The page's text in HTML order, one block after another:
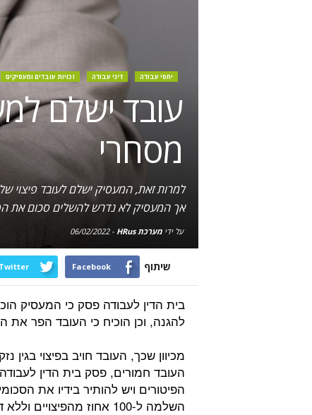
יחסי עבודה דיני עבודה זכויות עובדים ומעסיקים
מסחרי
אך המעסיק לא נדרש להשלים סכום את
על ידימערכת HRus -
06/02/2022
שיתוף Facebook
Twitter
בית הדין לעבודה פסק כי המעסיק
להגנה, וכן הוכיח כי העובד הפר
מכיוון שכך, העובד חויב בפיצוי
העובד חמורים, פסק בית הדין
השלמה ל-100 אחוז מהפיצויים וללא דמי הודעה מוקדמת.